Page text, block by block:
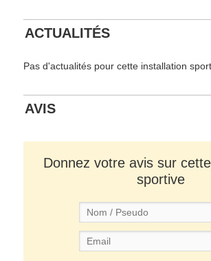
ACTUALITÉS
Pas d'actualités pour cette installation
AVIS
Donnez votre avis sur
sportive